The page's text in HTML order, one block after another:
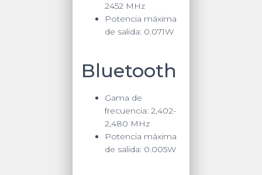
2452 MHz
Potencia máxima
de salida: 0.071W
Bluetooth
Gama de
frecuencia: 2,402-
2,480 MHz
Potencia máxima
de salida: 0.005W